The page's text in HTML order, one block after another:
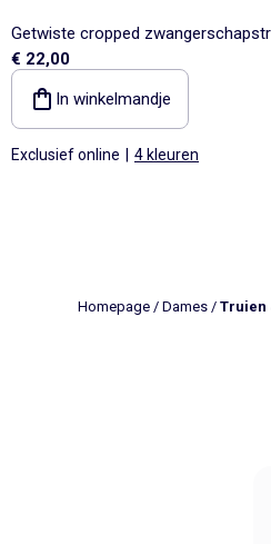
Getwiste cropped
€ 22,00
In winkelmandje
Exclusief online 4 kleuren
Homepage / Dames / Truien